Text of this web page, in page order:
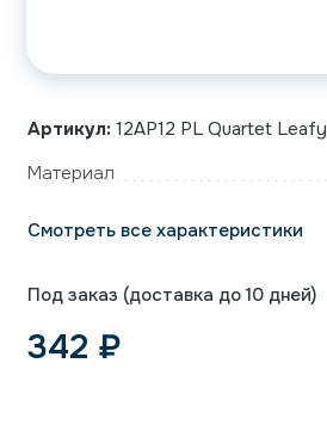
Артикул: 12AP12 PL Quartet Leafy
Материал
Смотреть все характеристики
Под заказ (доставка до 10 дней)
342 ₽